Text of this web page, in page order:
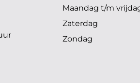
Maandag t/m
Zaterdag
Zondag